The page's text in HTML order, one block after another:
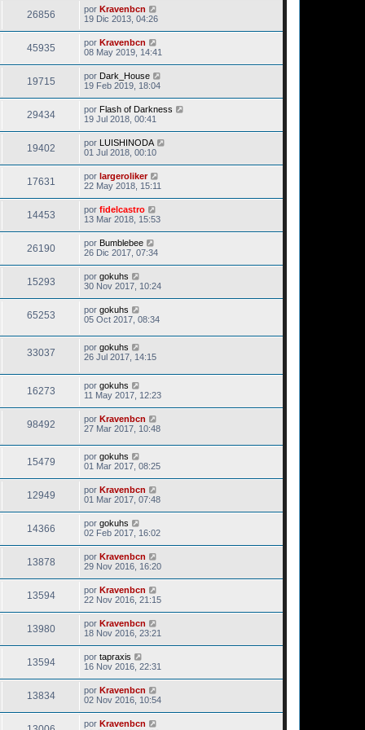
26856 por Kravenbcn
19 Dic 2013, 04:26
45935 por Kravenbcn
08 May 2019, 14:41
19715 por Dark_House
19 Feb 2019, 18:04
29434 por Flash of Darkness
19 Jul 2018, 00:41
19402 por LUISHINODA
01 Jul 2018, 00:10
17631 por largeroliker
22 May 2018, 15:11
14453 por fidelcastro
13 Mar 2018, 15:53
26190 por Bumblebee
26 Dic 2017, 07:34
15293 por gokuhs
30 Nov 2017, 10:24
65253 por gokuhs
05 Oct 2017, 08:34
33037 por gokuhs
26 Jul 2017, 14:15
16273 por gokuhs
11 May 2017, 12:23
98492 por Kravenbcn
27 Mar 2017, 10:48
15479 por gokuhs
01 Mar 2017, 08:25
12949 por Kravenbcn
01 Mar 2017, 07:48
14366 por gokuhs
02 Feb 2017, 16:02
13878 por Kravenbcn
29 Nov 2016, 16:20
13594 por Kravenbcn
22 Nov 2016, 21:15
13980 por Kravenbcn
18 Nov 2016, 23:21
13594 por tapraxis
16 Nov 2016, 22:31
13834 por Kravenbcn
02 Nov 2016, 10:54
por Kravenbcn